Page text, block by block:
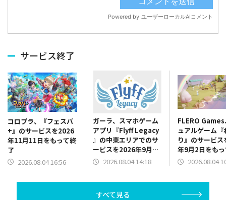
サービス終了
コロプラ、『フェスバ
+』のサービスを2026
年11月11日をもって終
了
2026.08.04 16:56
ガーラ、スマホゲーム
アプリ『Flyff Legacy
』の中東エリアでのサ
ービスを2026年9月30
日をもって終了
2026.08.04 14:18
FLERO Games
ュアルゲーム『
り』のサービ
年9月2日をも
2026.08.04
すべて見る